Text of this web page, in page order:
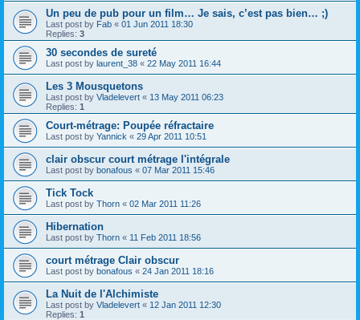
Un peu de pub pour un film… Je sais, c’est pas bien… ;)
Last post by Fab « 01 Jun 2011 18:30
Replies: 3
30 secondes de sureté
Last post by laurent_38 « 22 May 2011 16:44
Les 3 Mousquetons
Last post by Vladelevert « 13 May 2011 06:23
Replies: 1
Court-métrage: Poupée réfractaire
Last post by Yannick « 29 Apr 2011 10:51
clair obscur court métrage l'intégrale
Last post by bonafous « 07 Mar 2011 15:46
Tick Tock
Last post by Thorn « 02 Mar 2011 11:26
Hibernation
Last post by Thorn « 11 Feb 2011 18:56
court métrage Clair obscur
Last post by bonafous « 24 Jan 2011 18:16
La Nuit de l'Alchimiste
Last post by Vladelevert « 12 Jan 2011 12:30
Replies: 1